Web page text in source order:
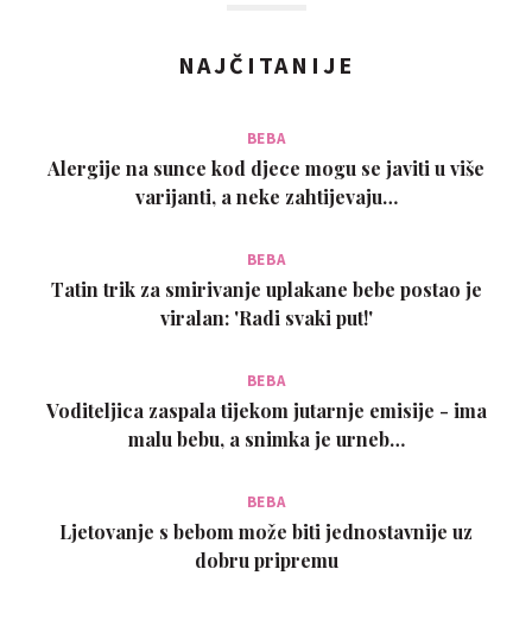
NAJČITANIJE
BEBA
Alergije na sunce kod djece mogu se javiti u više
varijanti, a neke zahtijevaju…
BEBA
Tatin trik za smirivanje uplakane bebe postao je
viralan: 'Radi svaki put!'
BEBA
Voditeljica zaspala tijekom jutarnje emisije - ima
malu bebu, a snimka je urneb…
BEBA
Ljetovanje s bebom može biti jednostavnije uz
dobru pripremu